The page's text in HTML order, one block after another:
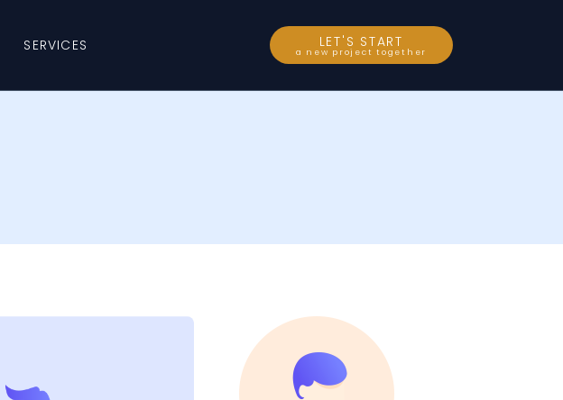
SERVICES LET'S START
a new project together